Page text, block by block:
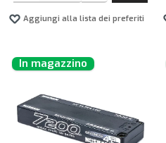
Aggiungi alla lista dei preferiti
In magazzino